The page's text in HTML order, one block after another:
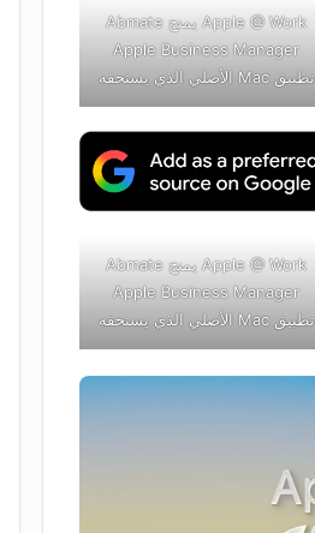
Apple @ Work يمنح Abmate
Apple Business Manager
تطبيق Mac الأصلي الذي يستحقه
Apple @ Work يمنح Abmate
Apple Business Manager
تطبيق Mac الأصلي الذي يستحقه